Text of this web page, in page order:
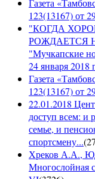
Газета
123(13167) от
"КОГДА
РОЖДАЕТСЯ
"Мучкапские
24 января 2018
Газета
123(13167) от
22.01.2018
доступ всем: и
семье, и
спортсмену...(
Хреков А.А.,
Многослойная